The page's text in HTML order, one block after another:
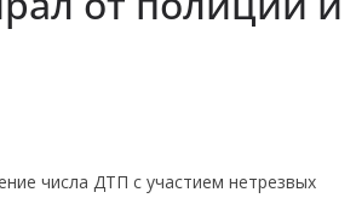
числа ДТП с участием нетрезвых